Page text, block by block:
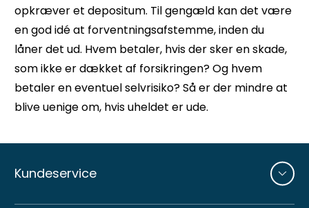
opkræver et depositum. Til gengæld kan det være
en god idé at forventningsafstemme, inden du
låner det ud. Hvem betaler, hvis der sker en skade,
som ikke er dækket af forsikringen? Og hvem
betaler en eventuel selvrisiko? Så er der mindre at
blive uenige om, hvis uheldet er ude.
sider
Kundeservice